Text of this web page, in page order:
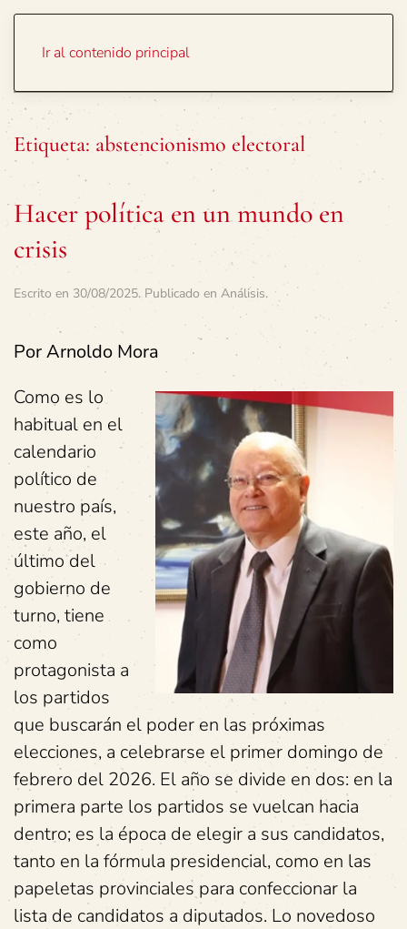
Ir al contenido principal
Etiqueta: abstencionismo electoral
Hacer política en un mundo en
crisis
Escrito en 30/08/2025. Publicado en Análisis.
Por Arnoldo Mora
Como es lo
habitual en el
calendario
político de
nuestro país,
este año, el
último del
gobierno de
turno, tiene
como
protagonista a
los partidos
que buscarán el poder en las próximas
elecciones, a celebrarse el primer domingo de
febrero del 2026. El año se divide en dos: en la
primera parte los partidos se vuelcan hacia
dentro; es la época de elegir a sus candidatos,
tanto en la fórmula presidencial, como en las
papeletas provinciales para confeccionar la
lista de candidatos a diputados. Lo novedoso